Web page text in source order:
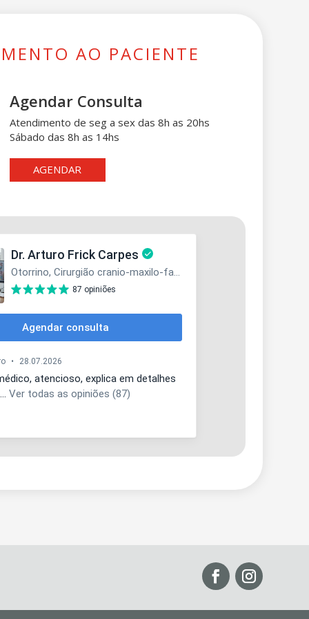
AO PACIENTE
Agendar Consulta
Atendimento de seg a sex das 8h as 20hs
Sábado das 8h as 14hs
AGENDAR